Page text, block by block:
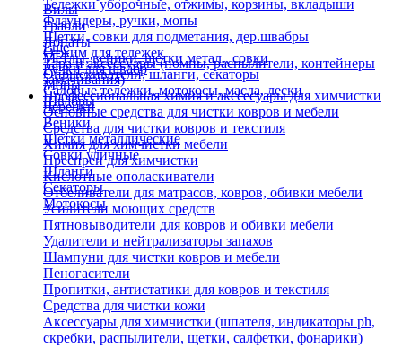
Тележки уборочные, отжимы, корзины, вкладыши
Флаундеры, ручки, мопы
Щетки, совки для подметания, дер.швабры
Отжим для тележек
Ручки для швабр
Мопы
Швабры
Вилы
Грабли
Лопаты
Метлы, веники, щетки метал., совки
Опрыскиватели, шланги, секаторы
Садовые тележки, мотокосы, масла, лески
Черенки
Веники
Щетки металлические
Совки уличные
Шланги
Секаторы
Мотокосы
Еще
Тара и аксессуары (помпы, распылители, контейнеры
замачивания)
Профессиональная химия и акссесуары для химчистки
Основные средства для чистки ковров и мебели
Средства для чистки ковров и текстиля
Химия для химчистки мебели
Преспреи для химчистки
Кислотные ополаскиватели
Отбеливатели для матрасов, ковров, обивки мебели
Усилители моющих средств
Пятновыводители для ковров и обивки мебели
Удалители и нейтрализаторы запахов
Шампуни для чистки ковров и мебели
Пеногасители
Пропитки, антистатики для ковров и текстиля
Средства для чистки кожи
Аксессуары для химчистки (шпателя, индикаторы ph,
скребки, распылители, щетки, салфетки, фонарики)